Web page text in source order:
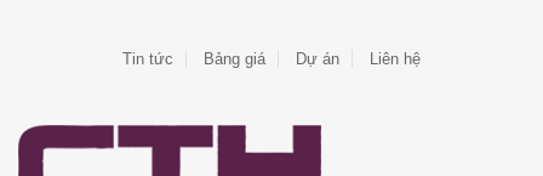
Tin tức Bảng giá Dự án Liên hệ